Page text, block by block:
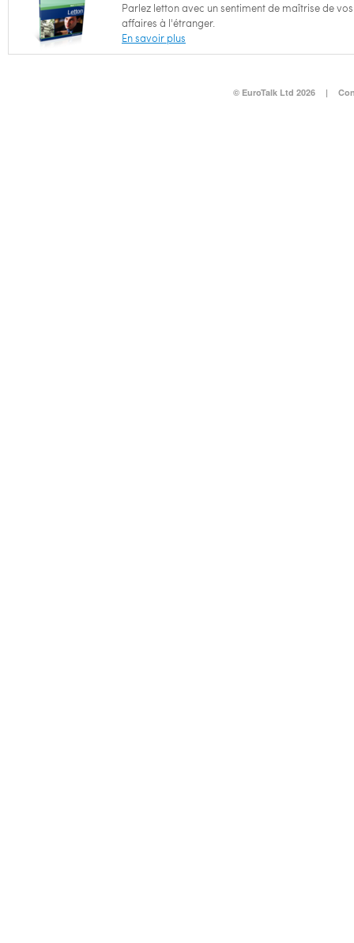
Parlez letton avec un sentiment de maîtrise de vos
affaires à l'étranger.
En savoir plus
© EuroTalk Ltd 2026 |